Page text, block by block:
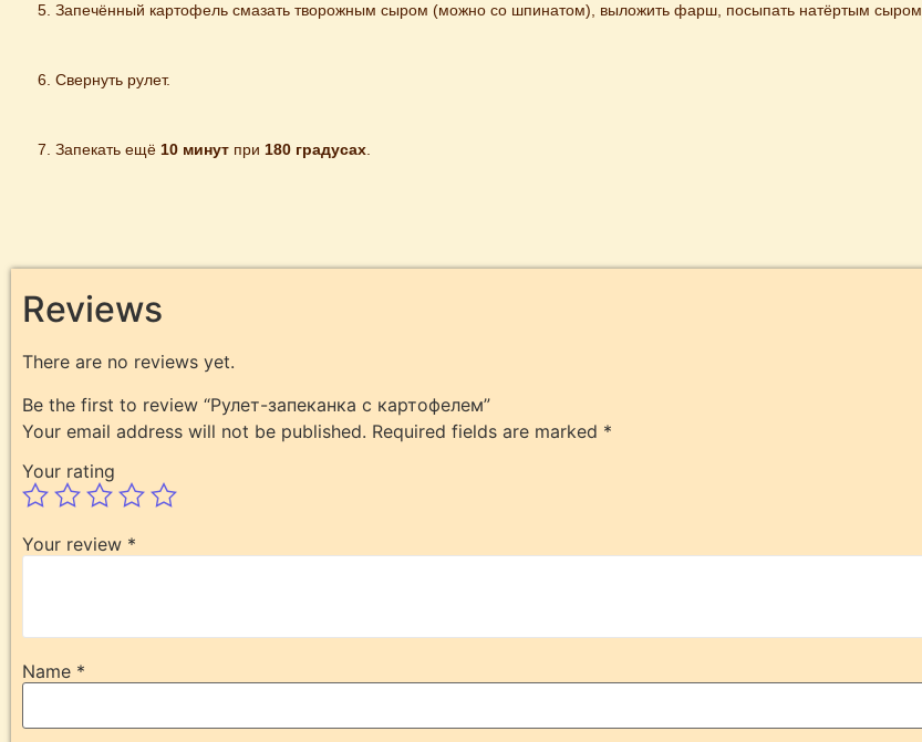
Запечённый картофель смазать творожным сыром (можно со шпинатом), выложить фарш, посыпать натёртым сыром.
Свернуть рулет.
Запекать ещё 10 минут при 180 градусах
Reviews
There are no reviews yet.
Be the first to review “Рулет-запеканка с картофелем”
Your email address will not be published. Required fields are marked *
Your rating
Your review *
Name *